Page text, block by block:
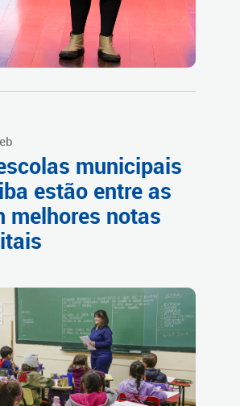
municipais
estão entre as
melhores notas